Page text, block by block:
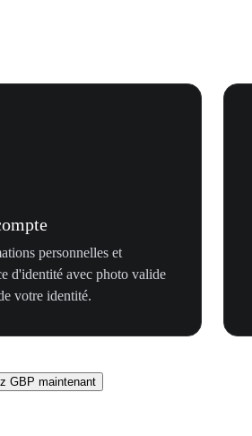
personnelles et
d'identité avec photo valide
votre identité.
GBP maintenant